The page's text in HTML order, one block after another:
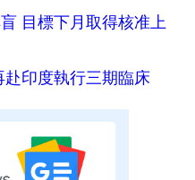
目標下月取得核准上
印度執行三期臨床